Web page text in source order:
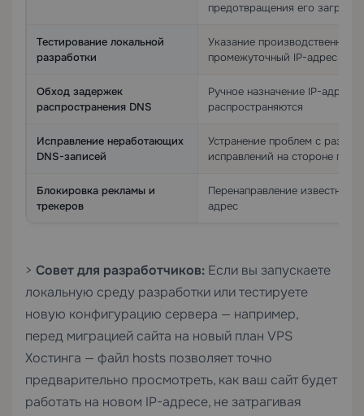
предотвращения его загрузки
Тестирование локальной
разработки
Указание
промежуточный IP-адрес
Обход задержек
распространения DNS
Ручное назначение IP-
распространяются
Исправление неработающих
DNS-записей
Устранение проблем с
исправлений на стороне
Блокировка рекламы и
трекеров
Перенаправление известных
адрес
> Совет для разработчиков: Если вы запускаете
локальную среду разработки или тестируете
новую конфигурацию сервера — например,
перед миграцией сайта на новый план VPS
Хостинга — файл hosts позволяет точно
предварительно просмотреть, как ваш сайт будет
работать на новом IP-адресе, не затрагивая